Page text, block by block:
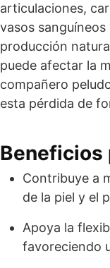
articulaciones,
vasos
producción
puede afectar la
compañero
esta pérdida de
Beneficios
Contribuye a
de la piel y el
Apoya la
favoreciendo